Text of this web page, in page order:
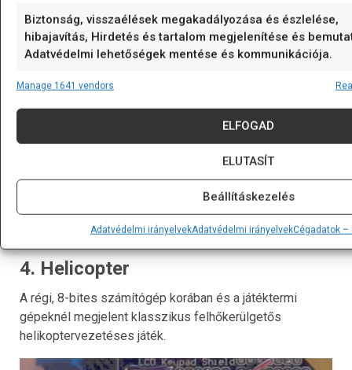
Biztonság, visszaélések megakadályozása és észlelése,
hibajavítás, Hirdetés és tartalom megjelenítése és
Adatvédelmi lehetőségek mentése és kommunikációja.
Manage 1641 vendors
ELFOGAD
ELUTASÍT
Beállításkezelés
Adatvédelmi irányelvekAdatvédelmi irányelvekCégadatok
http://www.nerdybynature.com/2009/08/31/
v=hCa8F8fbHLQ
4. Helicopter
A régi, 8-bites számítógép korában és a játéktermi
gépeknél megjelent klasszikus felhőkerülgetős
helikoptervezetéses játék.